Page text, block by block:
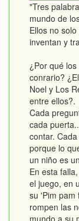
"Tres
mundo de
Ellos no
inventan y
¿Por qué
conrario?
Noel y Los
entre ellos?.
Cada
cada
contar.
porque lo
un niño es
En esta
el juego, en
su 'Pim pam
rompen las